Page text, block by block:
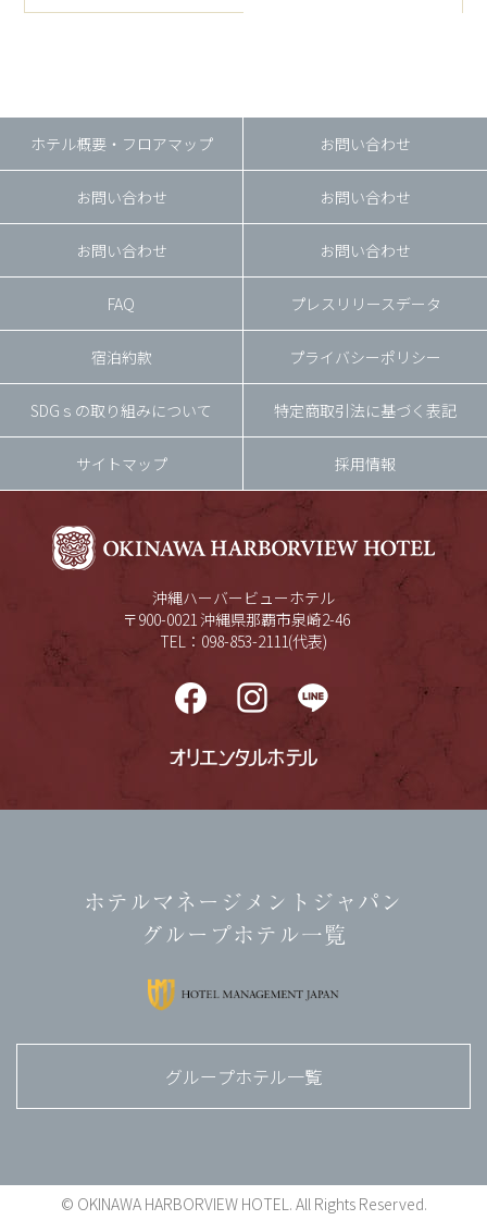
ホテル概要・フロアマップ お問い合わせ
お問い合わせ お問い合わせ
お問い合わせ お問い合わせ
FAQ プレスリリースデータ
宿泊約款 プライバシーポリシー
SDGｓの取り組みについて 特定商取引法に基づく表記
サイトマップ 採用情報
沖縄ハーバービューホテル
〒900-0021 沖縄県那覇市泉崎2-46
TEL：098-853-2111(代表)
ホテルマネージメントジャパン
グループホテル一覧
グループホテル一覧
© OKINAWA HARBORVIEW HOTEL. All Rights Reserved.